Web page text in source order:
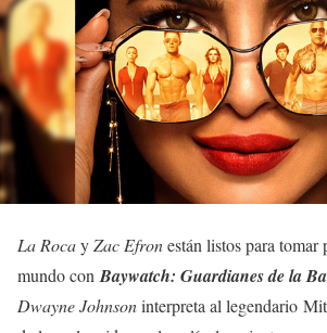
La RocayZac Efronestán listos para tomar
mundo con Baywatch: Guardianes de la
Dwayne Johnsoninterpreta al legendario